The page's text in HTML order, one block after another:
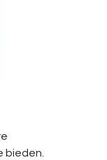
bieden.